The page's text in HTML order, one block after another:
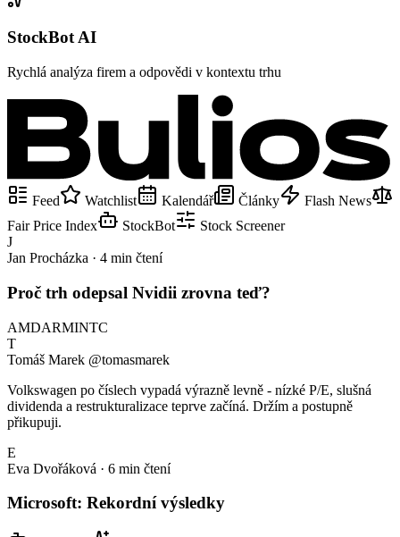
StockBot AI
Rychlá analýza firem a odpovědi v kontextu trhu
Feed Watchlist Kalendář Články
Flash News
Fair Price Index
StockBot
Stock Screener
J
Jan Procházka · 4 min čtení
Proč trh odepsal Nvidii zrovna teď?
AMDARMINTC
T
Tomáš Marek @tomasmarek
Volkswagen po číslech vypadá výrazně levně - nízké P/E, slušná
dividenda a restrukturalizace teprve začíná. Držím a postupně
přikupuji.
E
Eva Dvořáková · 6 min čtení
Microsoft: Rekordní výsledky